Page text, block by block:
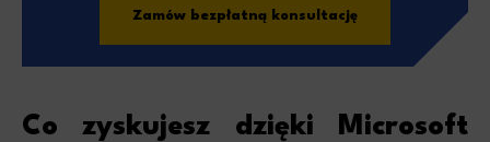
Zamów bezpłatną konsultację
Co zyskujesz dzięki Microsoft